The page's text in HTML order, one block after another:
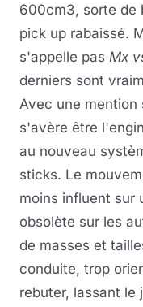
600cm3, sorte de
pick up rabaissé.
s'appelle pas Mx
derniers sont
Avec une mention
s'avère être
au nouveau
sticks. Le
moins influent sur
obsolète sur les
de masses et
conduite, trop
rebuter, lassant le